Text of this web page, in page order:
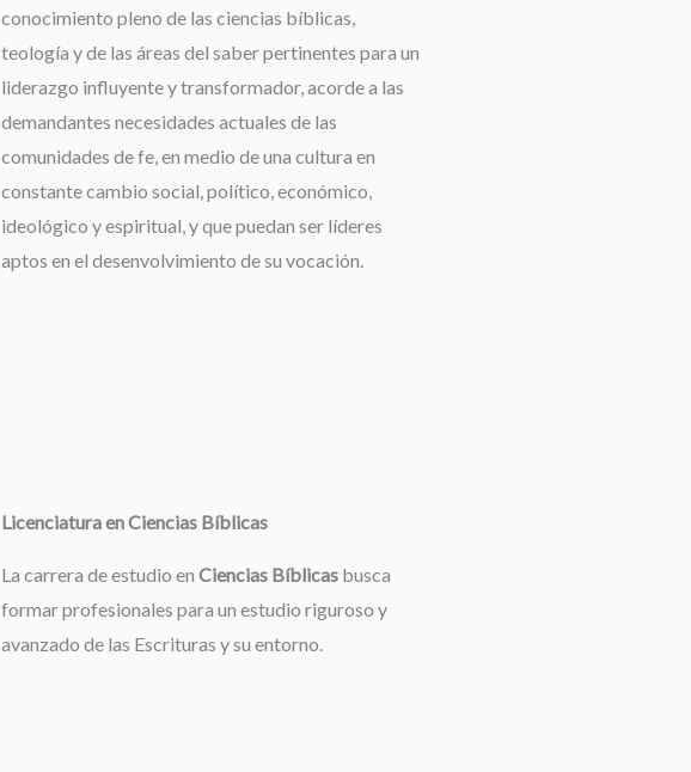
conocimiento pleno de las ciencias bíblicas,
teología y de las áreas del saber pertinentes para un
liderazgo influyente y transformador, acorde a las
demandantes necesidades actuales de las
comunidades de fe, en medio de una cultura en
constante cambio social, político, económico,
ideológico y espiritual, y que puedan ser líderes
aptos en el desenvolvimiento de su vocación.
Licenciatura en Ciencias Bíblicas
La carrera de estudio en Ciencias Bíblicasbusca
formar profesionales para un estudio riguroso y
avanzado de las Escrituras y su entorno.